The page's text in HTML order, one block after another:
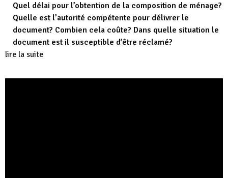
Quel délai pour l’obtention de la composition de ménage?
Quelle est l’autorité compétente pour délivrer le
document? Combien cela coûte? Dans quelle situation le
document est il susceptible d’être réclamé?
lire la suite